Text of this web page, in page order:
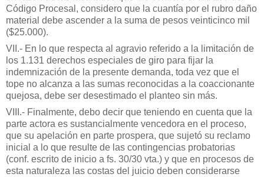
Código Procesal, considero que la cuantía por el rubro daño
material debe ascender a la suma de pesos veinticinco mil
($25.000).
VII.- En lo que respecta al agravio referido a la limitación de
los 1.131 derechos especiales de giro para fijar la
indemnización de la presente demanda, toda vez que el
tope no alcanza a las sumas reconocidas a la coaccionante
quejosa, debe ser desestimado el planteo sin más.
VIII.- Finalmente, debo decir que teniendo en cuenta que la
parte actora es sustancialmente vencedora en el proceso,
que su apelación en parte prospera, que sujetó su reclamo
inicial a lo que resulte de las contingencias probatorias
(conf. escrito de inicio a fs. 30/30 vta.) y que en procesos de
esta naturaleza las costas del juicio deben considerarse